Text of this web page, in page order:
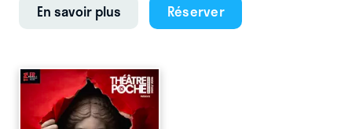
En savoir plus Réserver